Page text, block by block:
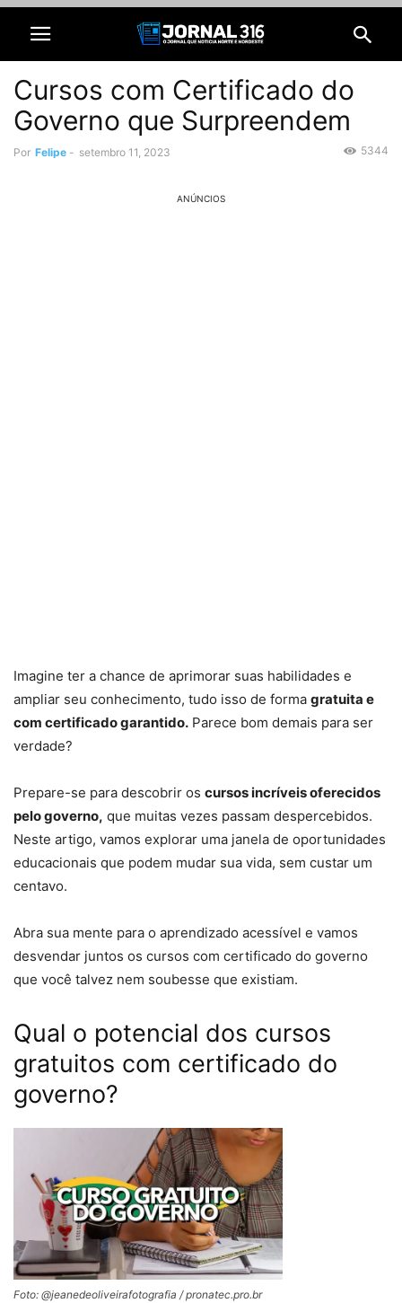
Cursos com Certificado do
Governo que Surpreendem
Por Felipe - setembro 11, 2023 5344
ANÚNCIOS
Imagine ter a chance de aprimorar suas habilidades e
ampliar seu conhecimento, tudo isso de forma gratuita e
com certificado garantido. Parece bom demais para ser
verdade?
Prepare-se para descobrir os cursos incríveis oferecidos
pelo governo, que muitas vezes passam despercebidos.
Neste artigo, vamos explorar uma janela de oportunidades
educacionais que podem mudar sua vida, sem custar um
centavo.
Abra sua mente para o aprendizado acessível e vamos
desvendar juntos os cursos com certificado do governo
que você talvez nem soubesse que existiam.
Qual o potencial dos cursos
gratuitos com certificado do
governo?
Foto: @jeanedeoliveirafotografia / pronatec.pro.br